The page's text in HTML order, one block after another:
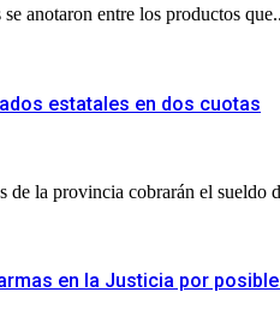
anotaron entre los productos
estatales en dos cuotas
la provincia cobrarán el sueldo
en la Justicia por